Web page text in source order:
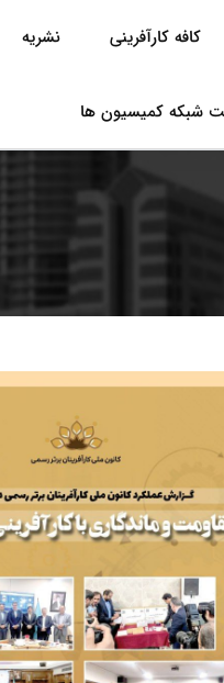
کافه کارآفرینی نشریه
شبکه کمیسیون ها